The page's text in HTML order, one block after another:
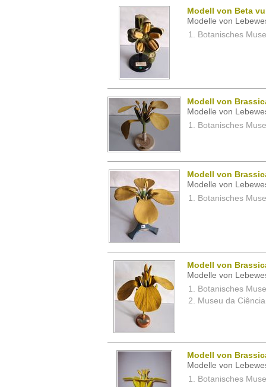
Modell von Beta
Modelle von
Botanisches
Modell von
Modelle von
Botanisches
Modell von
Modelle von
Botanisches
Modell von
Modelle von
Botanisches
Museu da
Modell von
Modelle von
Botanisches